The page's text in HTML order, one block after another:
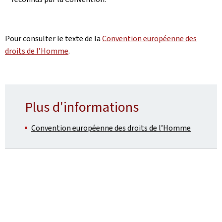
Pour consulter le texte de laConvention européenne des
droits de l’Homme.
Plus d'informations
Convention européenne des droits de l’Homme